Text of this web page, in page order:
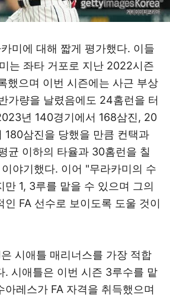
미에 대해 짧게 평가했다. 이들
는 좌타 거포로 지난 2022시즌
했으며 이번 시즌에는 사근 부상
가량을 날렸음에도 24홈런을 터
년 140경기에서 168삼진, 20
180삼진을 당했을 만큼 컨택과
균 이하의 타율과 30홈런을 칠
야기했다. 이어 "무라카미의 수
만 1, 3루를 맡을 수 있으며 그의
인 FA 선수로 보이도록 도울 것이
시애틀 매리너스를 가장 적합
. 시애틀은 이번 시즌 3루수를 맡
아레스가 FA 자격을 취득했으며